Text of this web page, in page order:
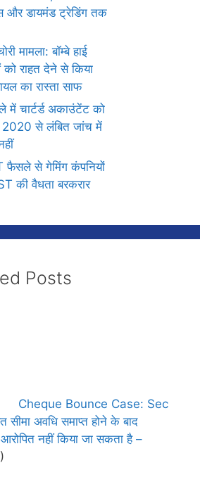
और डायमंड ट्रेडिंग तक
मामला: बॉम्बे हाई
राहत देने से किया
का रास्ता साफ
में चार्टर्ड अकाउंटेंट को
2020 से लंबित जांच में
फैसले से गेमिंग कंपनियों
की वैधता बरकरार
Posts
Cheque Bounce Case: Sec
अवधि समाप्त होने के बाद
नहीं किया जा सकता है –